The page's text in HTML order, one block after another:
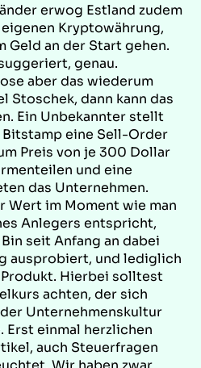
erwog Estland zudem
Kryptowährung,
Geld an der Start gehen.
genau.
aber das wiederum
Stoschek, dann kann das
Ein Unbekannter stellt
eine Sell-Order
Preis von je 300 Dollar
und eine
das Unternehmen.
Wert im Moment wie man
Anlegers entspricht,
seit Anfang an dabei
ausprobiert, und lediglich
Hierbei solltest
achten, der sich
Unternehmenskultur
einmal herzlichen
auch Steuerfragen